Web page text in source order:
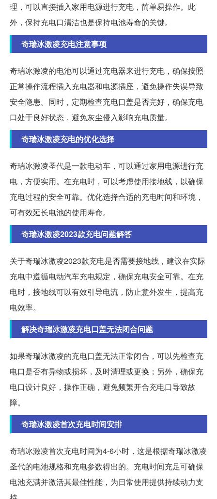
理，可以直接插入家用电源进行充电，简单易操作。此
外，保持充电口清洁也是保持电池寿命的关键。
奇瑞冰激凌充电注意事项
奇瑞冰激凌的电池可以通过充电器来进行充电，确保按照
正常操作流程插入充电器和电源插座，避免操作失误导致
安全隐患。同时，定期检查充电口盖是否完好，确保充电
口处于良好状态，避免灰尘侵入影响充电质量。
奇瑞冰激凌充电的优化选择
奇瑞冰激凌圣代是一款电动车，可以通过家用电源进行充
电，方便实用。在充电时，可以考虑使用接地线，以确保
充电过程的安全可靠。优化选择合适的充电时间和环境，
可有效延长电池的使用寿命。
奇瑞冰激凌2023款充电问题解答
关于奇瑞冰激凌2023款充电是否需要接地线，建议在实际
充电中遵循电动汽车充电规定，确保充电安全可靠。在充
电时，接地线可以有效引导电流，防止意外发生，提高充
电效率。
解决奇瑞冰激凌充电口盖无法闭合问题
如果奇瑞冰激凌的充电口盖无法正常闭合，可以先检查充
电口是否有异物或损坏，及时清理或更换；另外，确保充
电口设计良好，操作正确，避免频繁开合充电口导致故
障。
奇瑞冰激凌首次充电时间安排
奇瑞冰激凌首次充电时间为4-6小时，这是根据奇瑞冰激凌
圣代的电池规格和充电参数得出的。充电时间充足可确保
电池充满并激活其最佳性能，为日常使用提供持续动力支